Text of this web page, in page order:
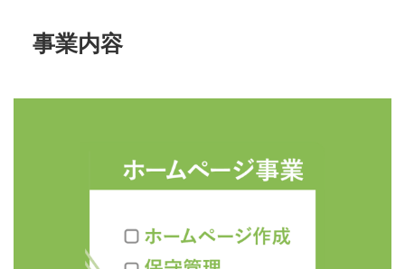
事業内容